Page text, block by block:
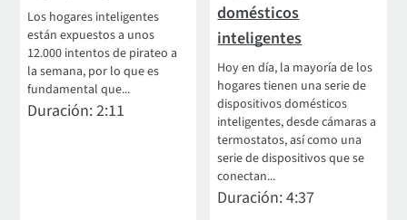
Los hogares inteligentes
están expuestos a unos
12.000 intentos de pirateo a
la semana, por lo que es
fundamental que...
Duración: 2:11
domésticos
inteligentes
Hoy en día, la mayoría de los
hogares tienen una serie de
dispositivos domésticos
inteligentes, desde cámaras a
termostatos, así como una
serie de dispositivos que se
conectan...
Duración: 4:37